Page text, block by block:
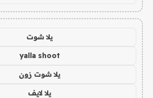
يلا شوت
yalla shoot
يلا شوت زون
يلا لايف